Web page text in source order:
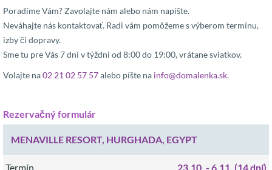
Poradíme Vám? Zavolajte nám alebo nám napíšte.
Neváhajte nás kontaktovať. Radi vám pomôžeme s výberom termínu,
izby či dopravy.
Sme tu pre Vás 7 dní v týždni od 8:00 do 19:00, vrátane sviatkov.
Volajte na02 21 02 57 57alebo píšte na info@domalenka.sk.
Rezervačný formulár
MENAVILLE RESORT, HURGHADA, EGYPT
Termín 23.10. - 6.11. (14 dní)